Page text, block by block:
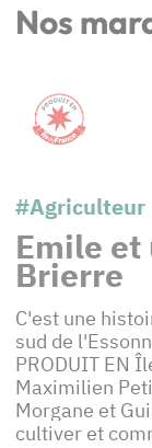
Nos
#Agriculteur
Emile et
Brierre
C'est une
sud de
PRODUIT EN
Maximilien
Morgane et
cultiver et